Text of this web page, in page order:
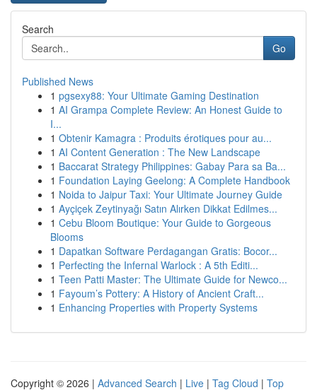
Search
Go
Published News
1 pgsexy88: Your Ultimate Gaming Destination
1 AI Grampa Complete Review: An Honest Guide to
I...
1 Obtenir Kamagra : Produits érotiques pour au...
1 AI Content Generation : The New Landscape
1 Baccarat Strategy Philippines: Gabay Para sa Ba...
1 Foundation Laying Geelong: A Complete Handbook
1 Noida to Jaipur Taxi: Your Ultimate Journey Guide
1 Ayçiçek Zeytinyağı Satın Alırken Dikkat Edilmes...
1 Cebu Bloom Boutique: Your Guide to Gorgeous
Blooms
1 Dapatkan Software Perdagangan Gratis: Bocor...
1 Perfecting the Infernal Warlock : A 5th Editi...
1 Teen Patti Master: The Ultimate Guide for Newco...
1 Fayoum’s Pottery: A History of Ancient Craft...
1 Enhancing Properties with Property Systems
Copyright © 2026 | Advanced Search | Live | Tag Cloud | Top